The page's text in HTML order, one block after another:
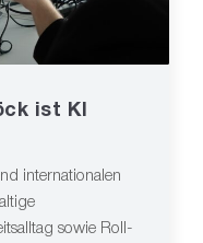
ist KI
internationalen
sowie Roll-